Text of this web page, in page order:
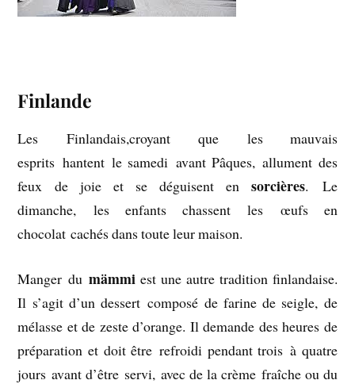
Finlande
Les Finlandais,croyant que les mauvais
esprits hantent le samedi avant Pâques, allument des
feux de joie et se déguisent ensorcières. Le
dimanche, les enfants chassent les œufs en
chocolat cachés dans toute leur maison.
Manger dumämmi est une autre tradition finlandaise.
Il s’agit d’un dessert composé de farine de seigle, de
mélasse et de zeste d’orange. Il demande des heures de
préparation et doit être refroidi pendant trois à quatre
jours avant d’être servi, avec de la crème fraîche ou du